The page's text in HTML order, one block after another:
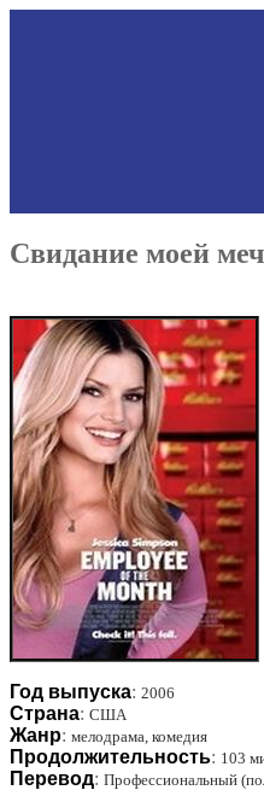
Свидание моей
Год выпуска: 2006
Страна: США
Жанр: мелодрама, комедия
Продолжительность: 103
Перевод: Профессиональный